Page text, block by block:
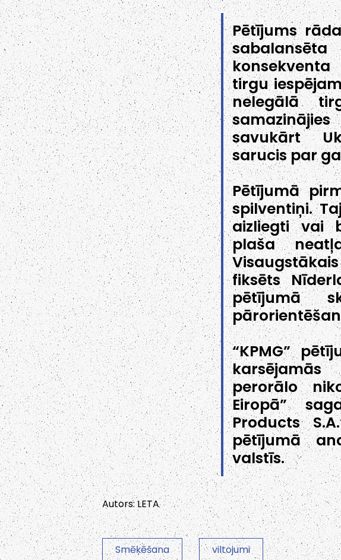
Pētījums
tirgu
nelegālā
savukārt
sarucis par
Pētījumā
spilventiņi.
aizliegti vai
plaša
fiksēts
pētījumā
“KPMG”
perorālo
Eiropā”
Products
pētījumā
valstīs.
Autors: LETA
Smēķēšana viltojumi